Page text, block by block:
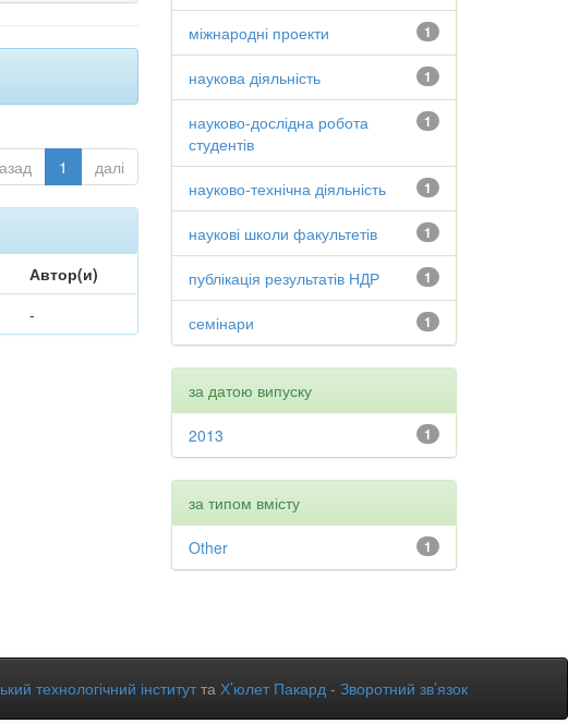
1 далі
Автор(и)
-
1
міжнародні проекти
1
наукова діяльність
1
науково-дослідна робота
студентів
1
науково-технічна діяльність
1
наукові школи факультетів
1
публікація результатів НДР
1
семінари
за датою випуску
1
2013
за типом вмісту
1
Other
технологічний інститутта Х’юлет Пакард - Зворотний зв’язок